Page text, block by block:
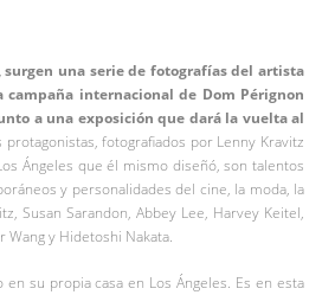
surgen una serie de fotografías del artista
internacional de Dom Pérignon
a una exposición que dará la vuelta al
protagonistas, fotografiados por Lenny Kravitz
Ángeles que él mismo diseñó, son talentos
y personalidades del cine, la moda, la
Susan Sarandon, Abbey Lee, Harvey Keitel,
y Hidetoshi Nakata.
su propia casa en Los Ángeles. Es en esta